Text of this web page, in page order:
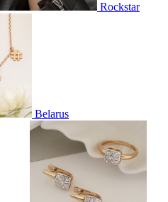
Rockstar
Belarus